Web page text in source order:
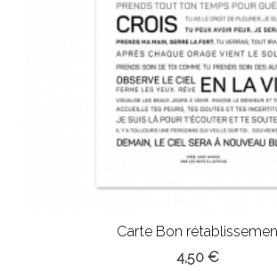
Carte Bon
4,50 €